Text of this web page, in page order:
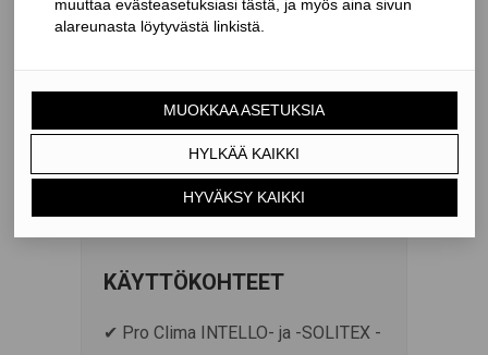
läpimittaisille putkille ja kaapeleille.
yläpohjan läpivientien kautta tulevaa
kosteusrasitusta vastaan.
KÄYTTÖKOHTEET
✔ Pro Clima INTELLO- ja -SOLITEX -